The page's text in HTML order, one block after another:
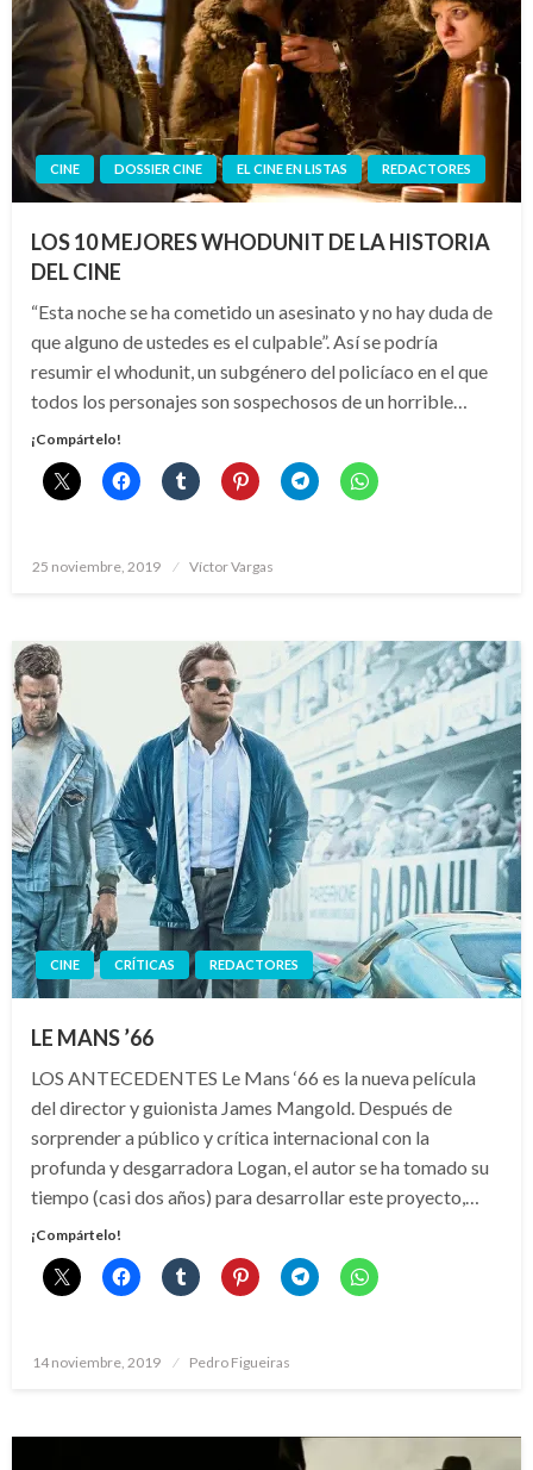
CINE DOSSIER CINE EL CINE EN LISTAS REDACTORES
LOS 10 MEJORES WHODUNIT DE LA HISTORIA
DEL CINE
“Esta noche se ha cometido un asesinato y no hay duda de
que alguno de ustedes es el culpable”. Así se podría
resumir el whodunit, un subgénero del policíaco en el que
todos los personajes son sospechosos de un horrible…
¡Compártelo!
Publicado
25 noviembre, 2019 Víctor Vargas
CINE CRÍTICAS REDACTORES
LE MANS ’66
LOS ANTECEDENTES Le Mans ‘66 es la nueva película
del director y guionista James Mangold. Después de
sorprender a público y crítica internacional con la
profunda y desgarradora Logan, el autor se ha tomado su
tiempo (casi dos años) para desarrollar este proyecto,…
¡Compártelo!
Publicado
14 noviembre, 2019 Pedro Figueiras